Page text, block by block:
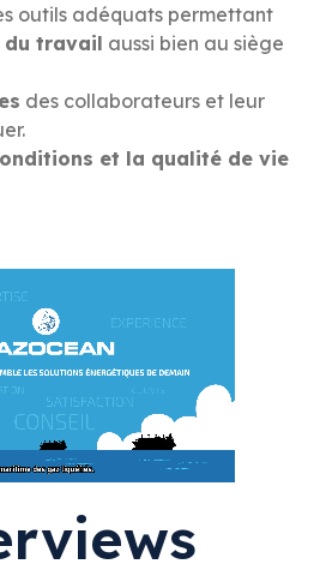
outils adéquats permettant
du travail aussi bien au siège
des collaborateurs et leur
et la qualité de vie